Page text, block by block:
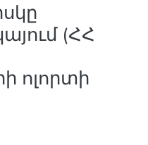
(ՀՀ
ոլորտի